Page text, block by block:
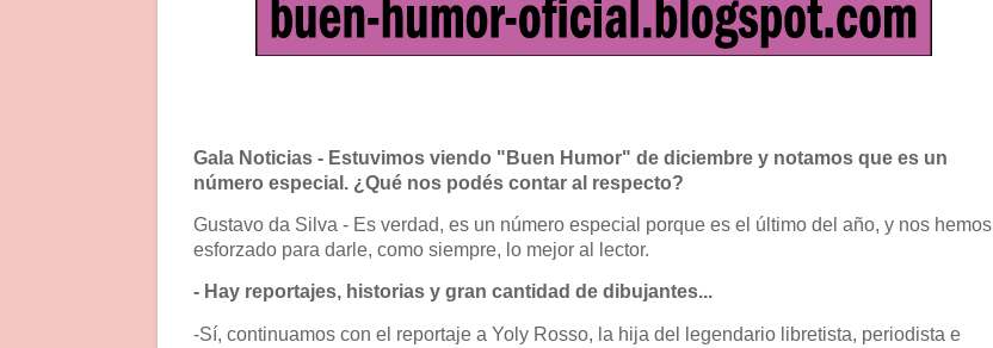
Gala Noticias - Estuvimos viendo "Buen Humor" de diciembre y notamos que es un
número especial. ¿Qué nos podés contar al respecto?
Gustavo da Silva - Es verdad, es un número especial porque es el último del año, y nos hemos
esforzado para darle, como siempre, lo mejor al lector.
- Hay reportajes, historias y gran cantidad de dibujantes...
-Sí, continuamos con el reportaje a Yoly Rosso, la hija del legendario libretista, periodista e